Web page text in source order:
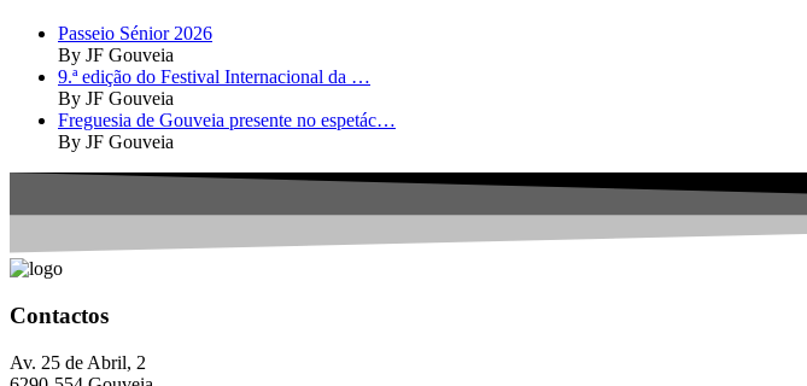
Passeio Sénior 2026
By JF Gouveia
9.ª edição do Festival Internacional da …
By JF Gouveia
Freguesia de Gouveia presente no espetác…
By JF Gouveia
Contactos
Av. 25 de Abril, 2